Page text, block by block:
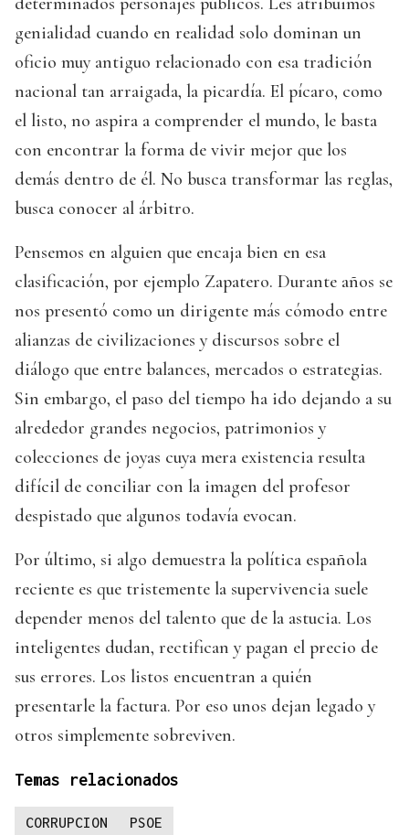
genialidad cuando en realidad solo dominan un
oficio muy antiguo relacionado con esa tradición
nacional tan arraigada, la picardía. El pícaro, como
el listo, no aspira a comprender el mundo, le basta
con encontrar la forma de vivir mejor que los
demás dentro de él. No busca transformar las reglas,
busca conocer al árbitro.
Pensemos en alguien que encaja bien en esa
clasificación, por ejemplo Zapatero. Durante años se
nos presentó como un dirigente más cómodo entre
alianzas de civilizaciones y discursos sobre el
diálogo que entre balances, mercados o estrategias.
Sin embargo, el paso del tiempo ha ido dejando a su
alrededor grandes negocios, patrimonios y
colecciones de joyas cuya mera existencia resulta
difícil de conciliar con la imagen del profesor
despistado que algunos todavía evocan.
Por último, si algo demuestra la política española
reciente es que tristemente la supervivencia suele
depender menos del talento que de la astucia. Los
inteligentes dudan, rectifican y pagan el precio de
sus errores. Los listos encuentran a quién
presentarle la factura. Por eso unos dejan legado y
otros simplemente sobreviven.
Temas relacionados
CORRUPCION PSOE